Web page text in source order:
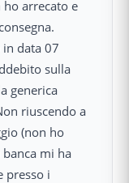
arrecato e
data 07
sulla
generica
riuscendo a
(non ho
mi ha
presso i